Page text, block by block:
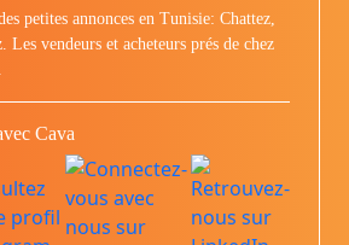
petites annonces en Tunisie: Chattez,
Les vendeurs et acheteurs prés de chez
Cava